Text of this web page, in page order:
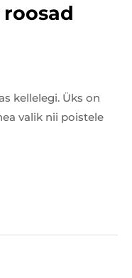
kellelegi. Üks on
valik nii poistele